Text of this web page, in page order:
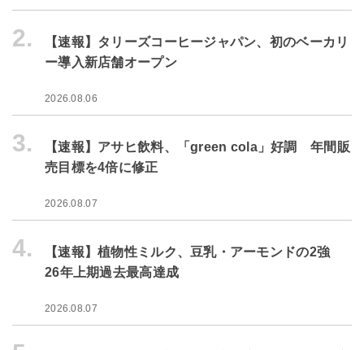
2.
【速報】タリーズコーヒージャパン、初のベーカリ
ー導入新店舗オープン
2026.08.06
3.
【速報】アサヒ飲料、「green cola」好調 年間販
売目標を4倍に修正
2026.08.07
4.
【速報】植物性ミルク、豆乳・アーモンドの2強
26年上期過去最高達成
2026.08.07